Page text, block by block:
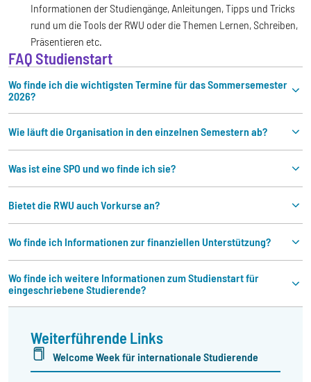
Informationen der Studiengänge, Anleitungen, Tipps und Tricks
rund um die Tools der RWU oder die Themen Lernen, Schreiben,
Präsentieren etc.
FAQ Studienstart
Wo finde ich die wichtigsten Termine für das Sommersemester
2026?
Wie läuft die Organisation in den einzelnen Semestern ab?
Was ist eine SPO und wo finde ich sie?
Bietet die RWU auch Vorkurse an?
Wo finde ich Informationen zur finanziellen Unterstützung?
Wo finde ich weitere Informationen zum Studienstart für
eingeschriebene Studierende?
Weiterführende Links
Welcome Week für internationale Studierende